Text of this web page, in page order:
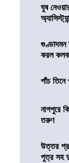
ঘুষ
গুণ্ডাদমন
করল
পাঁচ
নাগপুরে
তরুণ
উত্তর
পুত্র সহ